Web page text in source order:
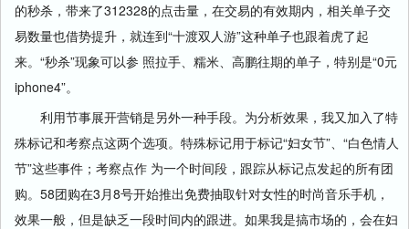
的秒杀，带来了312328的点击量，在交易的有效期内，相关单子交
易数量也借势提升，就连到“十渡双人游”这种单子也跟着虎了起
来。“秒杀”现象可以参 照拉手、糯米、高鹏往期的单子，特别是“0元
iphone4”。
利用节事展开营销是另外一种手段。为分析效果，我又加入了特
殊标记和考察点这两个选项。特殊标记用于标记“妇女节”、“白色情人
节”这些事件；考察点作 为一个时间段，跟踪从标记点发起的所有团
购。58团购在3月8号开始推出免费抽取针对女性的时尚音乐手机，
效果一般，但是缺乏一段时间内的跟进。如果我是搞市场的，会在妇